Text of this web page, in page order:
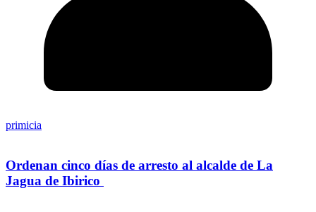
primicia
Ordenan cinco días de arresto al alcalde de La
Jagua de Ibirico